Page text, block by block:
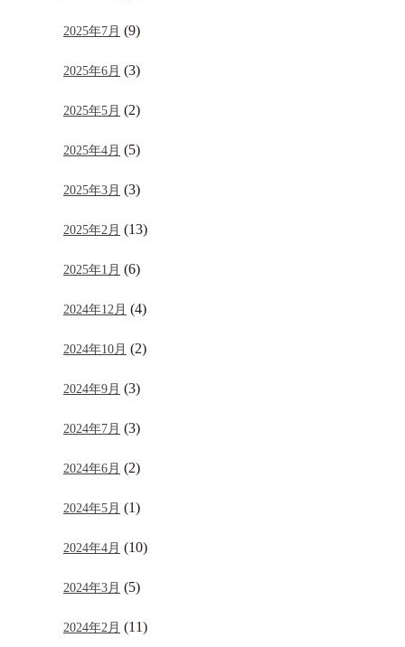
2025年7月 (9)
2025年6月 (3)
2025年5月 (2)
2025年4月 (5)
2025年3月 (3)
2025年2月 (13)
2025年1月 (6)
2024年12月 (4)
2024年10月 (2)
2024年9月 (3)
2024年7月 (3)
2024年6月 (2)
2024年5月 (1)
2024年4月 (10)
2024年3月 (5)
2024年2月 (11)